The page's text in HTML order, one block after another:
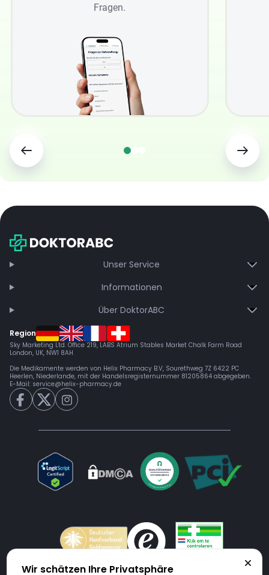
Fragen.
Unser Service
Informationen
Über DoktorABC
Region
Sky Marketing Ltd. Office 219, LABS Atrium Stables Market Chalk Farm Road
London, UK, NW1 8AH
Die Medikamente werden von Helix Pharmacy B.V, Sourethweg 7Z 6422 PC
Heerlen, Niederlande, mit der Handelsregisternummer 81205864 abgegeben.
E-Mail: service@helix-pharmacy.de
Wir schätzen Ihre Privatsphäre